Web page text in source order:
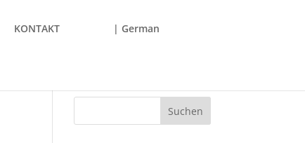
KONTAKT | German